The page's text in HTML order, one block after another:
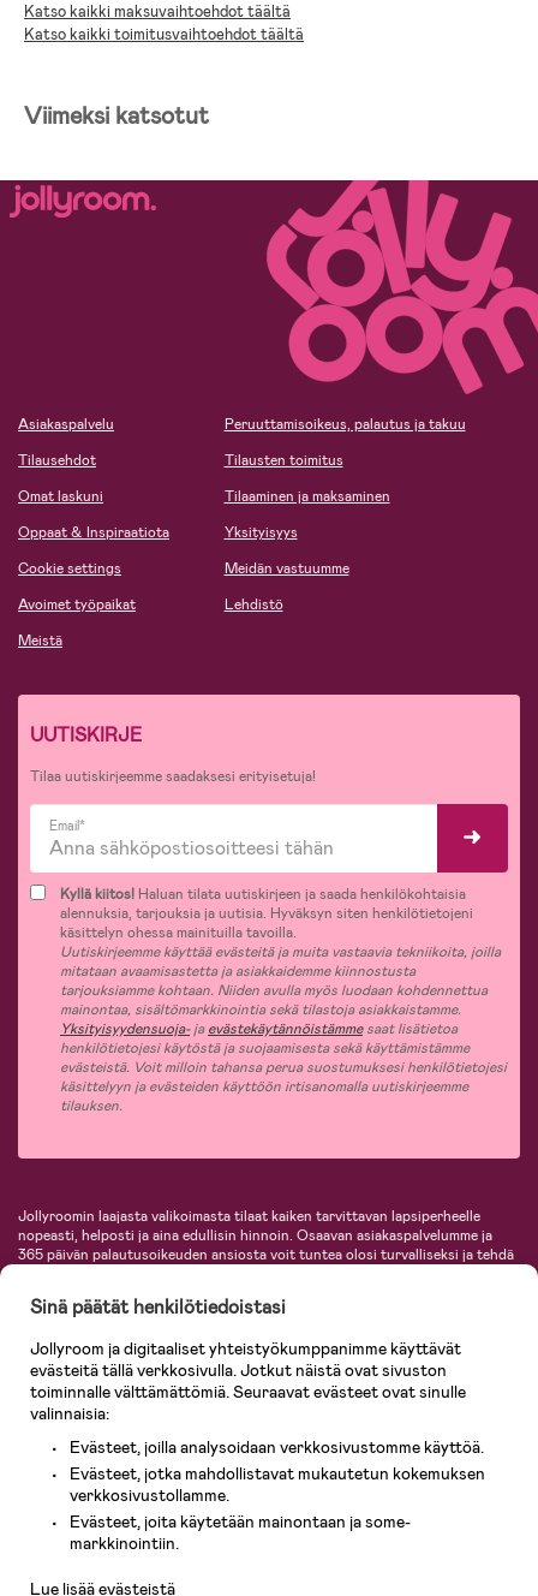
Katso kaikki maksuvaihtoehdot täältä
Katso kaikki toimitusvaihtoehdot täältä
Viimeksi katsotut
Asiakaspalvelu
Tilausehdot
Omat laskuni
Oppaat & Inspiraatiota
Cookie settings
Avoimet työpaikat
Meistä
Peruuttamisoikeus, palautus ja takuu
Tilausten toimitus
Tilaaminen ja maksaminen
Yksityisyys
Meidän vastuumme
Lehdistö
UUTISKIRJE
Tilaa uutiskirjeemme saadaksesi erityisetuja!
Email*
Kyllä kiitos! Haluan tilata uutiskirjeen ja saada henkilökohtaisia
alennuksia, tarjouksia ja uutisia. Hyväksyn siten henkilötietojeni
käsittelyn ohessa mainituilla tavoilla.
Uutiskirjeemme käyttää evästeitä ja muita vastaavia tekniikoita, joilla
mitataan avaamisastetta ja asiakkaidemme kiinnostusta
tarjouksiamme kohtaan. Niiden avulla myös luodaan kohdennettua
mainontaa, sisältömarkkinointia sekä tilastoja asiakkaistamme.
Yksityisyydensuoja-jaevästekäytännöistämmesaat lisätietoa
henkilötietojesi käytöstä ja suojaamisesta sekä käyttämistämme
evästeistä. Voit milloin tahansa perua suostumuksesi henkilötietojesi
käsittelyyn ja evästeiden käyttöön irtisanomalla uutiskirjeemme
tilauksen.
Jollyroomin laajasta valikoimasta tilaat kaiken tarvittavan lapsiperheelle
nopeasti, helposti ja aina edullisin hinnoin. Osaavan asiakaspalvelumme ja
365 päivän palautusoikeuden ansiosta voit tuntea olosi turvalliseksi ja tehdä
vaatteet vauvoille ja lapsille, inspiroivia sisustustuotteita lastenhuoneeseen,
lastentarvikkeita sekä paljon muuta. Meiltä löydät lukuisia tunnettuja
KidKraft, Ergobaby, Philips Avent, Neonate, Cybex, LEGO ja monia muita!
Tervetuloa shoppailemaan Pohjoismaiden suurimpaan lastentarvikkeiden
verkkokauppaan!
Sinä päätät henkilötiedoistasi
Jollyroom ja digitaaliset yhteistyökumppanimme käyttävät
evästeitä tällä verkkosivulla. Jotkut näistä ovat sivuston
toiminnalle välttämättömiä. Seuraavat evästeet ovat sinulle
valinnaisia:
Evästeet, joilla analysoidaan verkkosivustomme käyttöä.
Evästeet, jotka mahdollistavat mukautetun kokemuksen
verkkosivustollamme.
Evästeet, joita käytetään mainontaan ja some-
markkinointiin.
Lue lisää evästeistä